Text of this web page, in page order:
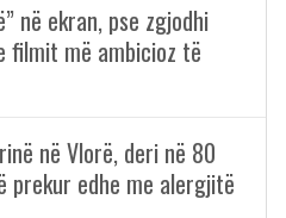
në ekran, pse zgjodhi
filmit më ambicioz të
në Vlorë, deri në 80
edhe me alergjitë